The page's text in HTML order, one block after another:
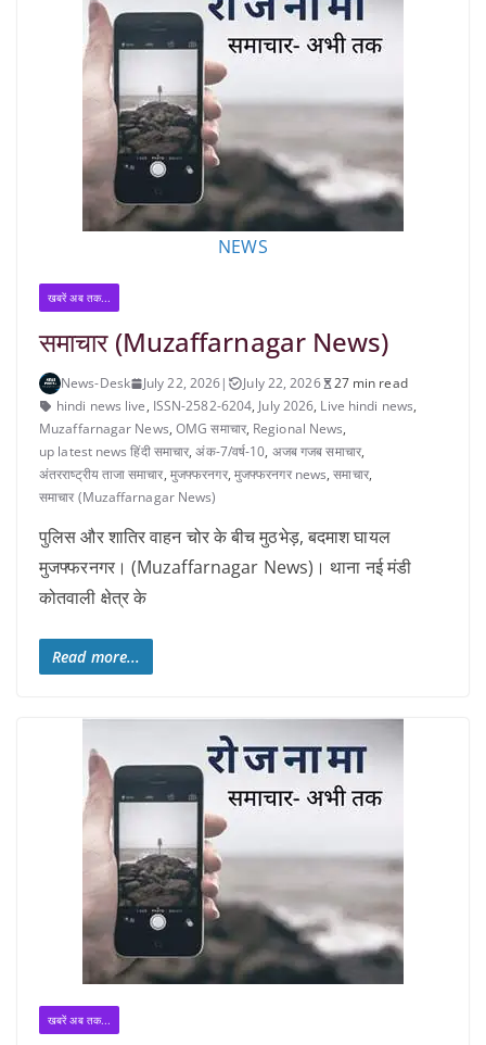
NEWS
खबरें अब तक...
समाचार (Muzaffarnagar News)
News-Desk July 22, 2026| July 22, 2026
27 min read
hindi news live, ISSN-2582-6204, July 2026, Live hindi news,
Muzaffarnagar News,OMG समाचार, Regional News,
up latest news हिंदी समाचार,अंक-7/वर्ष-10, अजब गजब समाचार,
अंतरराष्ट्रीय ताजा समाचार, मुजफ्फरनगर, मुजफ्फरनगर news,समाचार,
समाचार (Muzaffarnagar News)
पुलिस और शातिर वाहन चोर के बीच मुठभेड़, बदमाश घायल
मुजफ्फरनगर। (Muzaffarnagar News)। थाना नई मंडी
कोतवाली क्षेत्र के
Read more...
खबरें अब तक...